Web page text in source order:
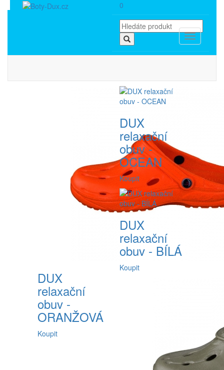
0
Toggle
navigation
DUX
relaxační
obuv -
ORANŽOVÁ
Koupit
DUX
relaxační
obuv -
OCEAN
Koupit
DUX
relaxační
obuv - BÍLÁ
Koupit